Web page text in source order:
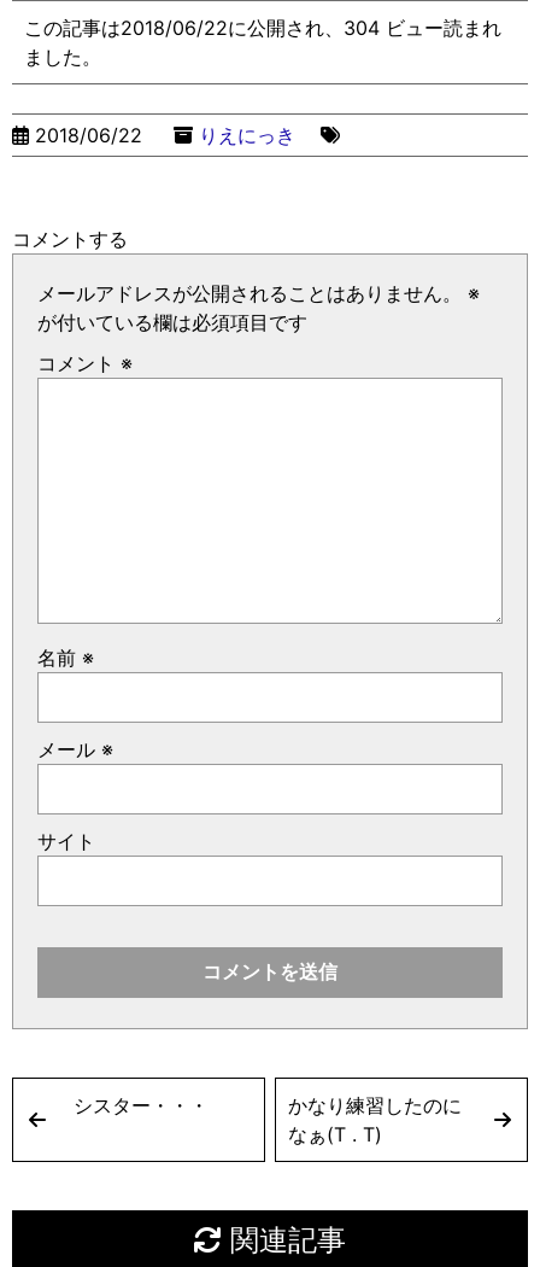
この記事は2018/06/22に公開され、304 ビュー読まれ
ました。
2018/06/22 りえにっき
コメントする
メールアドレスが公開されることはありません。
※
が付いている欄は必須項目です
コメント ※
名前 ※
メール ※
サイト
シスター・・・
かなり練習したのに
なぁ(T . T)
関連記事